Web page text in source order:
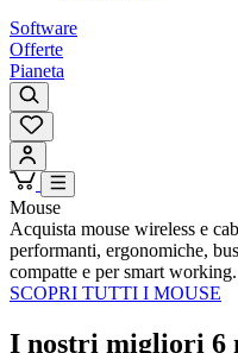
Software
Offerte
Pianeta
Mouse
Acquista mouse wireless e
performanti, ergonomiche,
compatte e per smart working.
SCOPRI TUTTI I MOUSE
I nostri migliori 6